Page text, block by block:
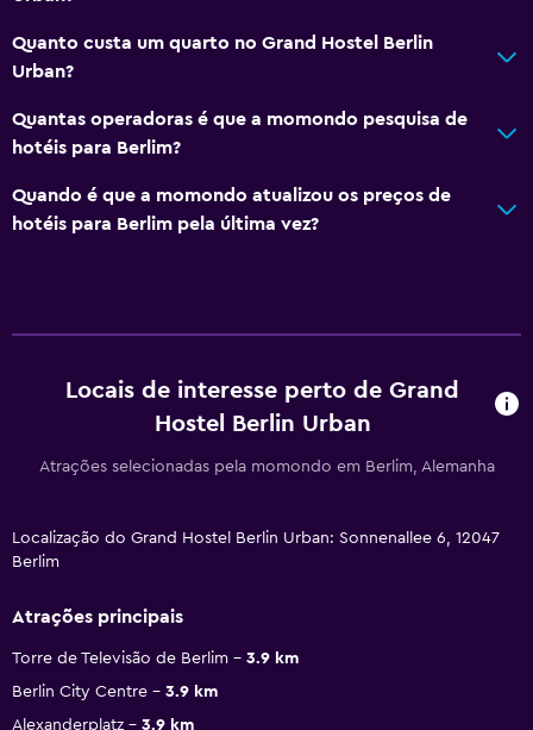
Quanto custa um quarto no Grand Hostel Berlin
Urban?
Quantas operadoras é que a momondo pesquisa de
hotéis para Berlim?
Quando é que a momondo atualizou os preços de
hotéis para Berlim pela última vez?
Locais de interesse perto de Grand
Hostel Berlin Urban
Atrações selecionadas pela momondo em Berlim, Alemanha
Localização do Grand Hostel Berlin Urban: Sonnenallee 6, 12047
Berlim
Atrações principais
Torre de Televisão de Berlim
3.9 km
Berlin City Centre
3.9 km
Alexanderplatz
3.9 km